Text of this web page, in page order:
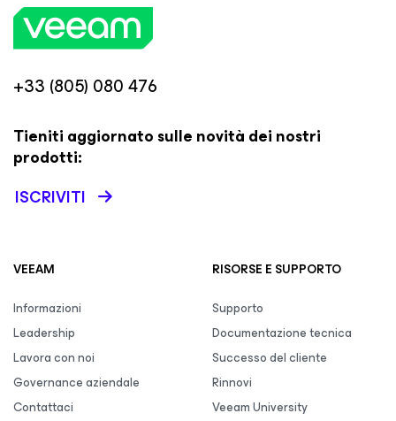
+33 (805) 080 476
Tieniti aggiornato sulle novità dei nostri
prodotti:
ISCRIVITI
VEEAM
Informazioni
Leadership
Lavora con noi
Governance aziendale
Contattaci
RISORSE E SUPPORTO
Supporto
Documentazione tecnica
Successo del cliente
Rinnovi
Veeam University